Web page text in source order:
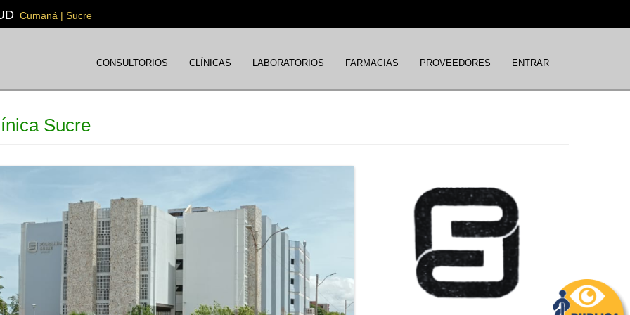
Cumaná | Sucre
CONSULTORIOS CLÍNICAS LABORATORIOS FARMACIAS PROVEEDORES ENTRAR
Sucre